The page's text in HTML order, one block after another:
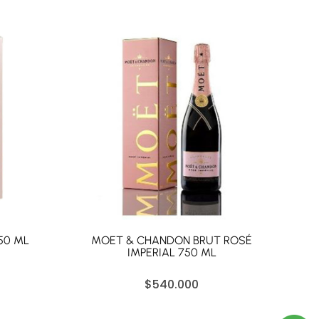
ML
MOET & CHANDON BRUT ROSÉ
IMPERIAL 750 ML
$540.000